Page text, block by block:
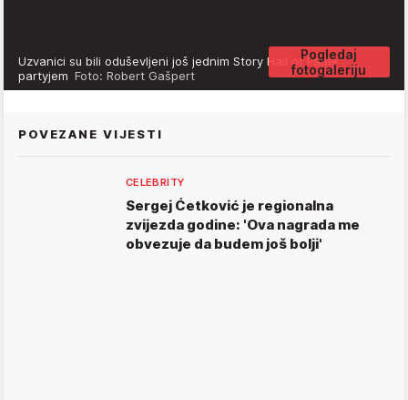
Pogledaj
fotogaleriju
Uzvanici su bili oduševljeni još jednim Story Hall of Fame
partyjem Foto: Robert Gašpert
POVEZANE VIJESTI
CELEBRITY
Sergej Ćetković je regionalna
zvijezda godine: 'Ova nagrada me
obvezuje da budem još bolji'